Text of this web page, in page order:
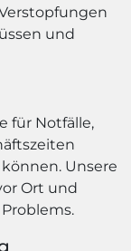
und
für Notfälle,
Unsere
Ort und